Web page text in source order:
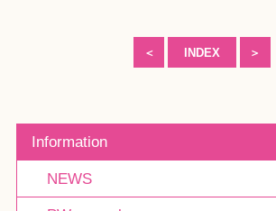
＜ INDEX ＞
Information
NEWS